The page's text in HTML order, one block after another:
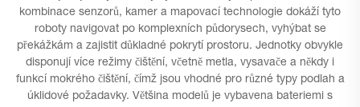
kombinace senzorů, kamer a mapovací technologie dokáží tyto
roboty navigovat po komplexních půdorysech, vyhýbat se
překážkám a zajistit důkladné pokrytí prostoru. Jednotky obvykle
disponují více režimy čištění, včetně metla, vysavače a někdy i
funkcí mokrého čištění, čímž jsou vhodné pro různé typy podlah a
úklidové požadavky. Většina modelů je vybavena bateriemi s